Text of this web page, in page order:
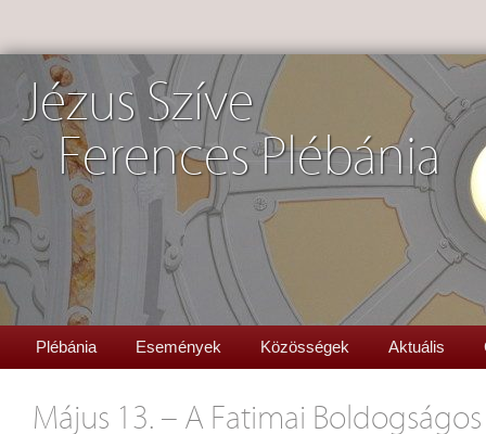
Jézus Szíve
Ferences Plébánia
Plébánia Események Közösségek Aktuális
Május 13. – A Fatimai